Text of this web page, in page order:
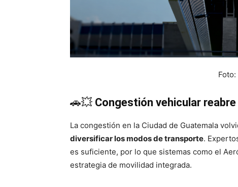
🚗💥 Congestión vehicular
La congestión en la Ciudad de Guatemala
diversificar los modos de transporte.
es suficiente, por lo que sistemas como el
estrategia de movilidad integrada.